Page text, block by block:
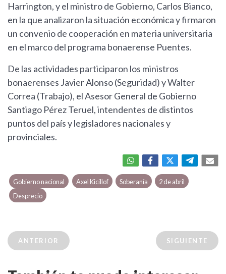
Harrington, y el ministro de Gobierno, Carlos Bianco,
en la que analizaron la situación económica y firmaron
un convenio de cooperación en materia universitaria
en el marco del programa bonaerense Puentes.
De las actividades participaron los ministros
bonaerenses Javier Alonso (Seguridad) y Walter
Correa (Trabajo), el Asesor General de Gobierno
Santiago Pérez Teruel, intendentes de distintos
puntos del país y legisladores nacionales y
provinciales.
Gobierno nacional Axel Kicillof Soberanía
2 de abril
Desprecio
ANTERIOR SIGUIENTE